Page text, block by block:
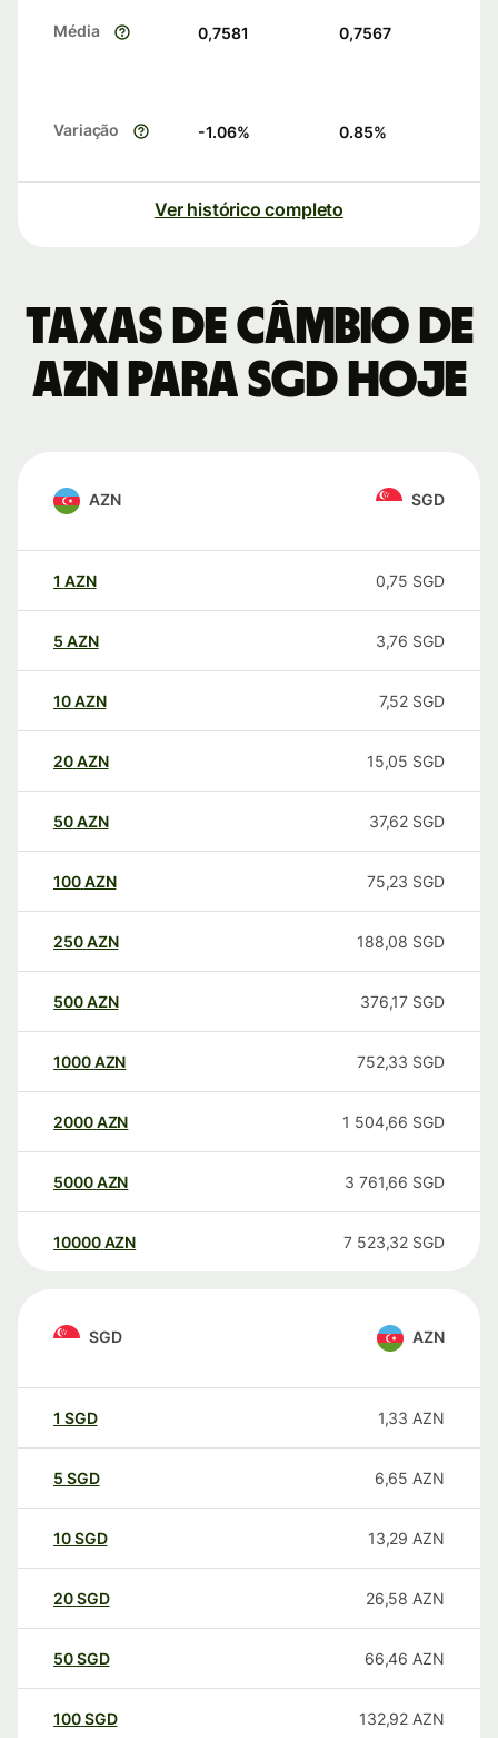
Média 0,7581 0,7567
Variação -1.06% 0.85%
Ver histórico completo
Taxas de câmbio de
AZN para SGD hoje
AZN SGD
1 AZN 0,75 SGD
5 AZN 3,76 SGD
10AZN 7,52 SGD
20AZN 15,05 SGD
50AZN 37,62 SGD
100AZN 75,23 SGD
250AZN 188,08 SGD
500AZN 376,17 SGD
1000AZN 752,33 SGD
2000AZN 1 504,66 SGD
5000AZN 3 761,66 SGD
10000 AZN 7 523,32 SGD
SGD AZN
1 SGD 1,33 AZN
5 SGD 6,65 AZN
10SGD 13,29 AZN
20SGD 26,58 AZN
50SGD 66,46 AZN
100SGD 132,92 AZN